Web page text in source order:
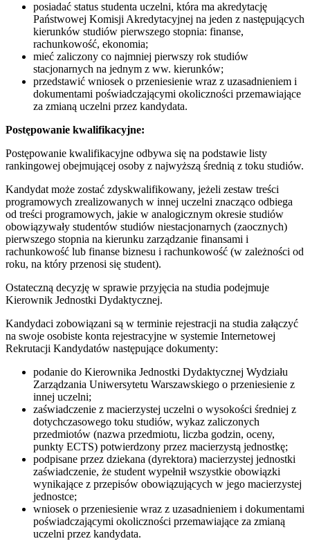
posiadać status studenta uczelni, która ma akredytację
Państwowej Komisji Akredytacyjnej na jeden z następujących
kierunków studiów pierwszego stopnia: finanse,
rachunkowość, ekonomia;
mieć zaliczony co najmniej pierwszy rok studiów
stacjonarnych na jednym z ww. kierunków;
przedstawić wniosek o przeniesienie wraz z uzasadnieniem i
dokumentami poświadczającymi okoliczności przemawiające
za zmianą uczelni przez kandydata.
Postępowanie kwalifikacyjne:
Postępowanie kwalifikacyjne odbywa się na podstawie listy
rankingowej obejmującej osoby z najwyższą średnią z toku studiów.
Kandydat może zostać zdyskwalifikowany, jeżeli zestaw treści
programowych zrealizowanych w innej uczelni znacząco odbiega
od treści programowych, jakie w analogicznym okresie studiów
obowiązywały studentów studiów niestacjonarnych (zaocznych)
pierwszego stopnia na kierunku zarządzanie finansami i
rachunkowość lub finanse biznesu i rachunkowość (w zależności od
roku, na który przenosi się student).
Ostateczną decyzję w sprawie przyjęcia na studia podejmuje
Kierownik Jednostki Dydaktycznej.
Kandydaci zobowiązani są w terminie rejestracji na studia załączyć
na swoje osobiste konta rejestracyjne w systemie Internetowej
Rekrutacji Kandydatów następujące dokumenty:
podanie do Kierownika Jednostki Dydaktycznej Wydziału
Zarządzania Uniwersytetu Warszawskiego o przeniesienie z
innej uczelni;
zaświadczenie z macierzystej uczelni o wysokości średniej z
dotychczasowego toku studiów, wykaz zaliczonych
przedmiotów (nazwa przedmiotu, liczba godzin, oceny,
punkty ECTS) potwierdzony przez macierzystą jednostkę;
podpisane przez dziekana (dyrektora) macierzystej jednostki
zaświadczenie, że student wypełnił wszystkie obowiązki
wynikające z przepisów obowiązujących w jego macierzystej
jednostce;
wniosek o przeniesienie wraz z uzasadnieniem i dokumentami
poświadczającymi okoliczności przemawiające za zmianą
uczelni przez kandydata.